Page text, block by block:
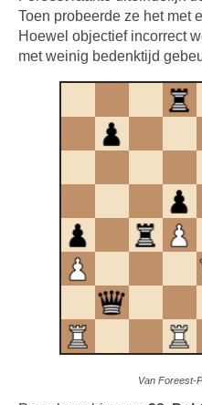
Toen probeerde ze het met
Hoewel objectief incorrect
met weinig bedenktijd
Van Foreest-